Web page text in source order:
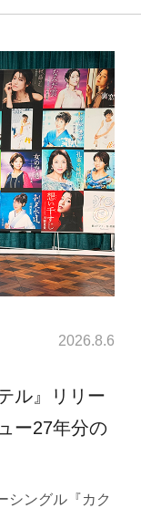
2026.8.6
ル』リリー
ー27年分の
シングル『カク